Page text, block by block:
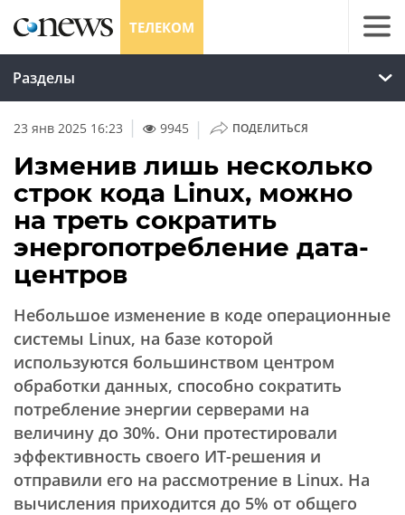
ТЕЛЕКОМ
Разделы
23 янв 2025 16:23 9945 | ПОДЕЛИТЬСЯ
Изменив лишь несколько
строк кода Linux, можно
на треть сократить
энергопотребление дата-
центров
Небольшое изменение в коде операционные
системы Linux, на базе которой
используются большинством центром
обработки данных, способно сократить
потребление энергии серверами на
величину до 30%. Они протестировали
эффективность своего ИТ-решения и
отправили его на рассмотрение в Linux. На
вычисления приходится до 5% от общего